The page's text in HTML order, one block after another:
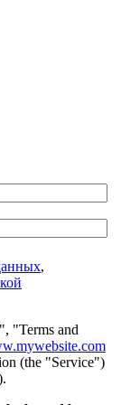
,
"Terms and
(the "Service")